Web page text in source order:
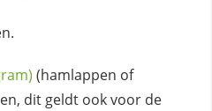
(hamlappen of
dit geldt ook voor de